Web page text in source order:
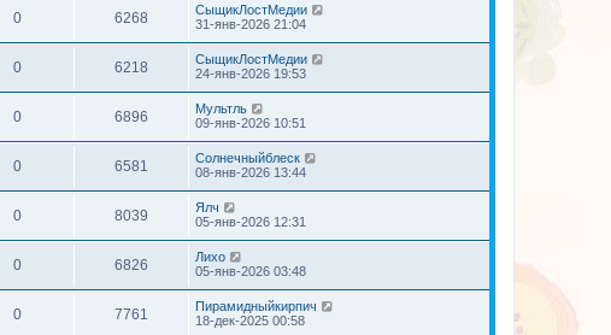
0 6268
СыщикЛостМедии
31-янв-2026 21:04
0 6218
СыщикЛостМедии
24-янв-2026 19:53
0 6896
Мультль
09-янв-2026 10:51
0 6581
Солнечныйблеск
08-янв-2026 13:44
0 8039
Ялч
05-янв-2026 12:31
0 6826
Лихо
05-янв-2026 03:48
0 7761
Пирамидныйкирпич
18-дек-2025 00:58